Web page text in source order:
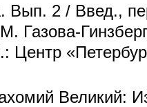
Вып. 2 / Введ.,
Газова-
Центр
Великий: